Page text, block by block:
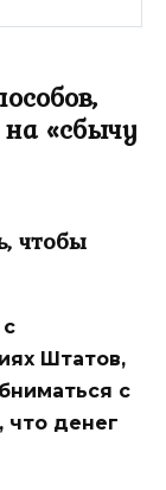
на «сбычу
чтобы
Штатов,
с
что денег